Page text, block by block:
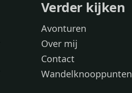
Verder kijken
Avonturen
Over mij
Contact
Wandelknooppunten